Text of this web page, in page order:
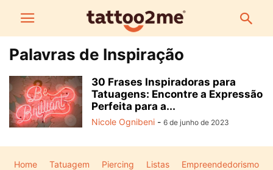
Palavras de Inspiração
30 Frases Inspiradoras para
Tatuagens: Encontre a Expressão
Perfeita para a...
Nicole Ognibeni - 6 de junho de 2023
Home Tatuagem Piercing Listas Empreendedorismo